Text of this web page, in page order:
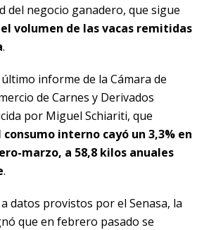
del negocio ganadero, que sigue
volumen de las vacas remitidas
.
informe de la Cámara de
de Carnes y Derivados
por Miguel Schiariti, que
consumo interno cayó un 3,3% en
marzo, a 58,8 kilos anuales
.
datos provistos por el Senasa, la
que en febrero pasado se